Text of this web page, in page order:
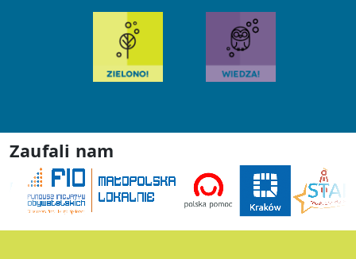
Zaufali nam